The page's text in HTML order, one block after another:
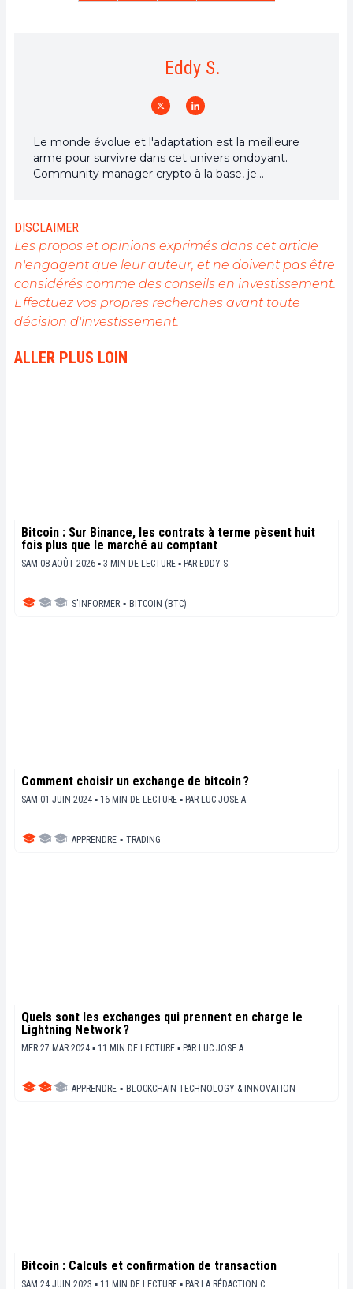
Eddy S.
Le monde évolue et l'adaptation est la meilleure
arme pour survivre dans cet univers ondoyant.
Community manager crypto à la base, je
partager mon expérience et de faire connaître un
domaine qui me passionne, rien de mieux que de
rédiger des articles informatifs et décontractés à la
fois.
DISCLAIMER
Les propos et opinions exprimés dans cet article
n'engagent que leur auteur, et ne doivent pas être
considérés comme des conseils en investissement.
Effectuez vos propres recherches avant toute
décision d'investissement.
ALLER PLUS LOIN
Bitcoin : Sur Binance, les contrats à terme pèsent huit
fois plus que le marché au comptant
SAM 08 AOÛT 2026 ▪ 3 MIN DE LECTURE ▪ PAR EDDY S.
S'INFORMER ▪ BITCOIN (BTC)
Comment choisir un exchange de bitcoin ?
SAM 01 JUIN 2024 ▪ 16 MIN DE LECTURE ▪ PAR LUC JOSE A.
APPRENDRE ▪ TRADING
Quels sont les exchanges qui prennent en charge le
Lightning Network ?
MER 27 MAR 2024 ▪ 11 MIN DE LECTURE ▪ PAR LUC JOSE A.
APPRENDRE ▪ BLOCKCHAIN TECHNOLOGY & INNOVATION
Bitcoin : Calculs et confirmation de transaction
SAM 24 JUIN 2023 ▪ 11 MIN DE LECTURE ▪ PAR LA RÉDACTION C.